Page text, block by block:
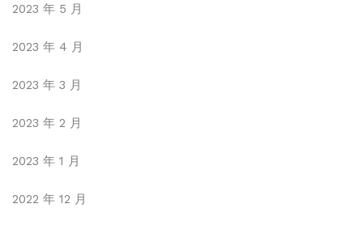
2023 年 5 月
2023 年 4 月
2023 年 3 月
2023 年 2 月
2023 年 1 月
2022 年 12 月